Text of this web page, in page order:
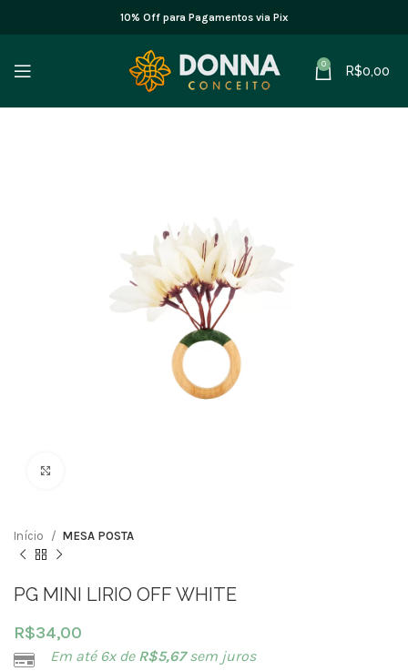
10% Off para Pagamentos via Pix
0 R$0,00
Início MESA POSTA
PG MINI LIRIO OFF WHITE
R$34,00
Em até 6x de R$5,67sem juros